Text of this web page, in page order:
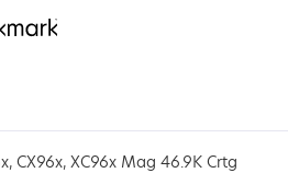
CX96x, XC96x Mag 46.9K Crtg